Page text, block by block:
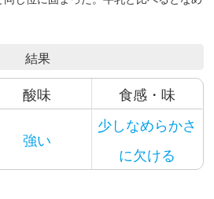
結果
酸味 食感・味
強い
少しなめらかさ
に欠ける